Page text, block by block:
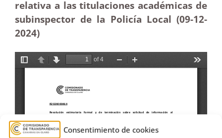
Consentimiento de cookies
relativa a las titulaciones académicas de
subinspector de la Policía Local (09-12-
2024)